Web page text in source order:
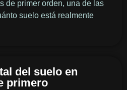
de primer orden, una de las
suelo está realmente
del suelo en
primero